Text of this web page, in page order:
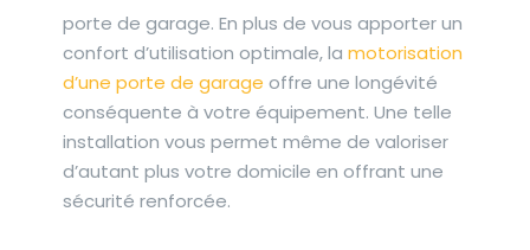
porte de garage. En plus de vous apporter un
confort d’utilisation optimale, lamotorisation
d’une porte de garage offre une longévité
conséquente à votre équipement. Une telle
installation vous permet même de valoriser
d’autant plus votre domicile en offrant une
sécurité renforcée.